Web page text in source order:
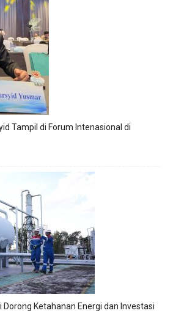
Tampil di Forum Intenasional di
Dorong Ketahanan Energi dan Investasi